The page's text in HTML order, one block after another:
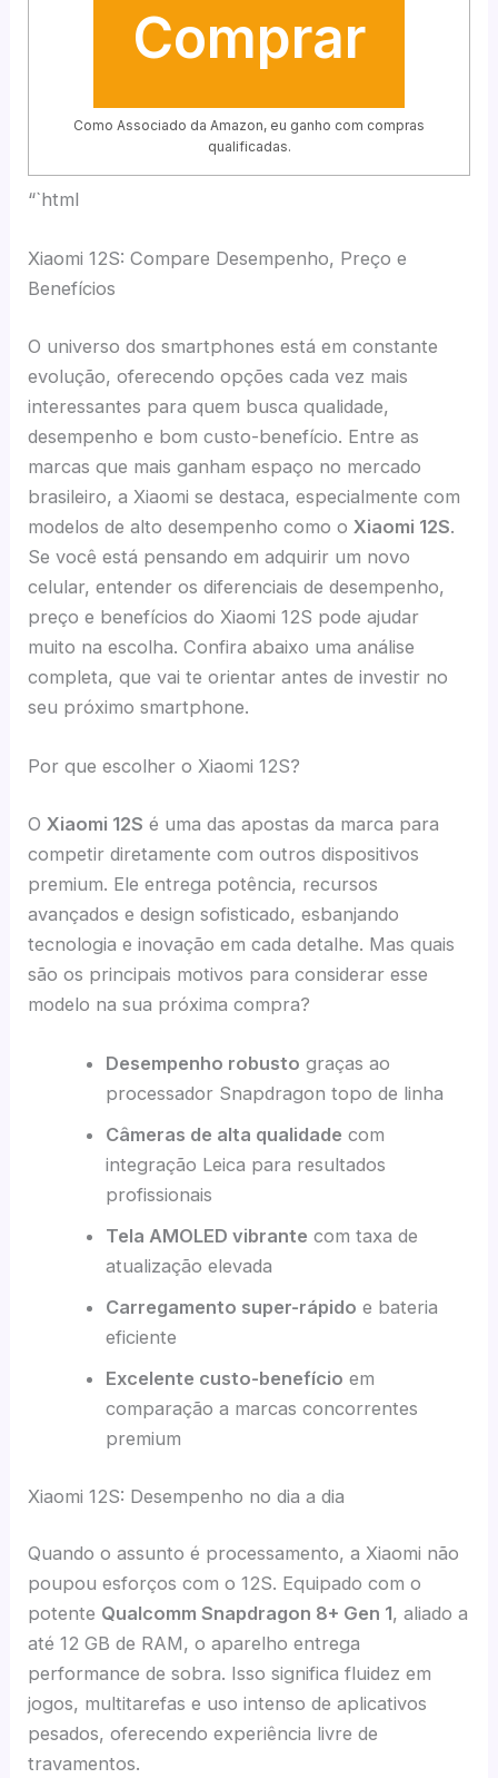
Comprar
Como Associado da Amazon, eu ganho com compras
qualificadas.
“`html
Xiaomi 12S: Compare Desempenho, Preço e
Benefícios
O universo dos smartphones está em constante
evolução, oferecendo opções cada vez mais
interessantes para quem busca qualidade,
desempenho e bom custo-benefício. Entre as
marcas que mais ganham espaço no mercado
brasileiro, a Xiaomi se destaca, especialmente com
modelos de alto desempenho como oXiaomi 12S.
Se você está pensando em adquirir um novo
celular, entender os diferenciais de desempenho,
preço e benefícios do Xiaomi 12S pode ajudar
muito na escolha. Confira abaixo uma análise
completa, que vai te orientar antes de investir no
seu próximo smartphone.
Por que escolher o Xiaomi 12S?
OXiaomi 12S é uma das apostas da marca para
competir diretamente com outros dispositivos
premium. Ele entrega potência, recursos
avançados e design sofisticado, esbanjando
tecnologia e inovação em cada detalhe. Mas quais
são os principais motivos para considerar esse
modelo na sua próxima compra?
Desempenho robusto graças ao
processador Snapdragon topo de linha
Câmeras de alta qualidade com
integração Leica para resultados
profissionais
Tela AMOLED vibrante com taxa de
atualização elevada
Carregamento super-rápido e bateria
eficiente
Excelente custo-benefício em
comparação a marcas concorrentes
premium
Xiaomi 12S: Desempenho no dia a dia
Quando o assunto é processamento, a Xiaomi não
poupou esforços com o 12S. Equipado com o
potente Qualcomm Snapdragon 8+ Gen 1, aliado a
até 12 GB de RAM, o aparelho entrega
performance de sobra. Isso significa fluidez em
jogos, multitarefas e uso intenso de aplicativos
pesados, oferecendo experiência livre de
travamentos.